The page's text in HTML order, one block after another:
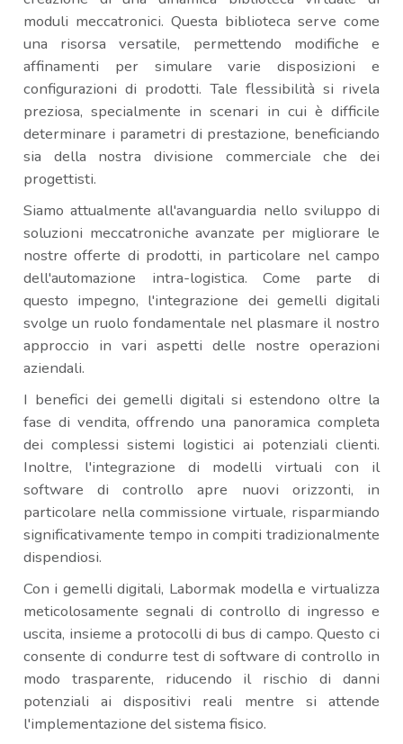
moduli meccatronici. Questa biblioteca serve come
una risorsa versatile, permettendo modifiche e
affinamenti per simulare varie disposizioni e
configurazioni di prodotti. Tale flessibilità si rivela
preziosa, specialmente in scenari in cui è difficile
determinare i parametri di prestazione, beneficiando
sia della nostra divisione commerciale che dei
progettisti.
Siamo attualmente all'avanguardia nello sviluppo di
soluzioni meccatroniche avanzate per migliorare le
nostre offerte di prodotti, in particolare nel campo
dell'automazione intra-logistica. Come parte di
questo impegno, l'integrazione dei gemelli digitali
svolge un ruolo fondamentale nel plasmare il nostro
approccio in vari aspetti delle nostre operazioni
aziendali.
I benefici dei gemelli digitali si estendono oltre la
fase di vendita, offrendo una panoramica completa
dei complessi sistemi logistici ai potenziali clienti.
Inoltre, l'integrazione di modelli virtuali con il
software di controllo apre nuovi orizzonti, in
particolare nella commissione virtuale, risparmiando
significativamente tempo in compiti tradizionalmente
dispendiosi.
Con i gemelli digitali, Labormak modella e virtualizza
meticolosamente segnali di controllo di ingresso e
uscita, insieme a protocolli di bus di campo. Questo ci
consente di condurre test di software di controllo in
modo trasparente, riducendo il rischio di danni
potenziali ai dispositivi reali mentre si attende
l'implementazione del sistema fisico.